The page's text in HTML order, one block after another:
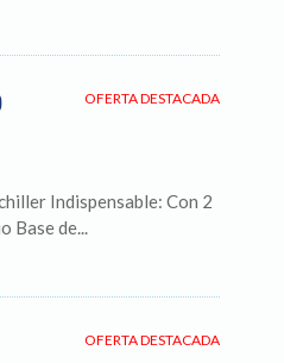
OFERTA DESTACADA
Indispensable: Con 2
Base de...
OFERTA DESTACADA